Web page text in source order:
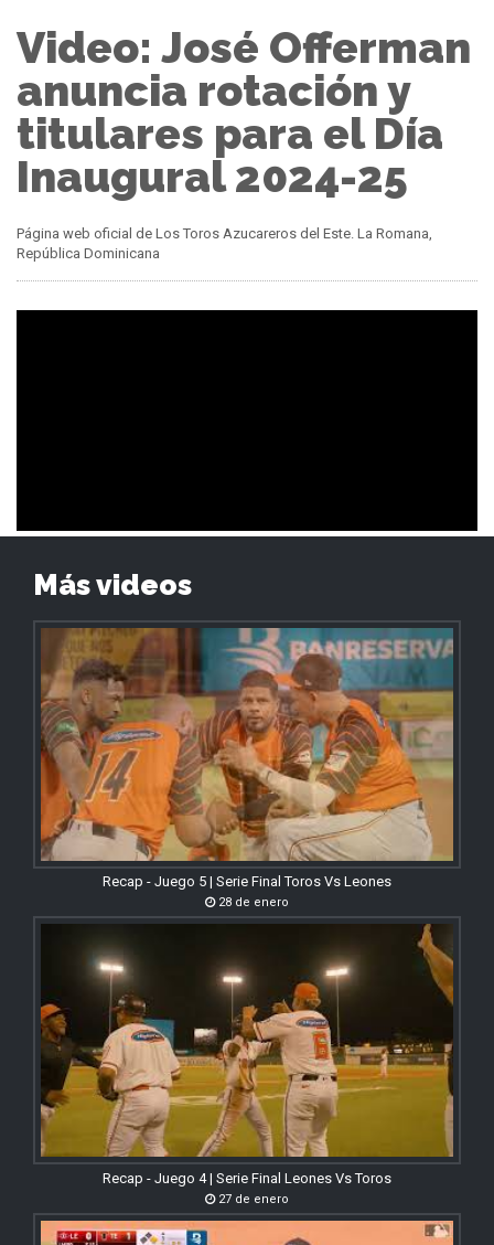
Video: José Offerman
anuncia rotación y
titulares para el Día
Inaugural 2024-25
Página web oficial de Los Toros Azucareros del Este. La Romana,
República Dominicana
Más videos
Recap - Juego 5 | Serie Final Toros Vs Leones
28 de enero
Recap - Juego 4 | Serie Final Leones Vs Toros
27 de enero